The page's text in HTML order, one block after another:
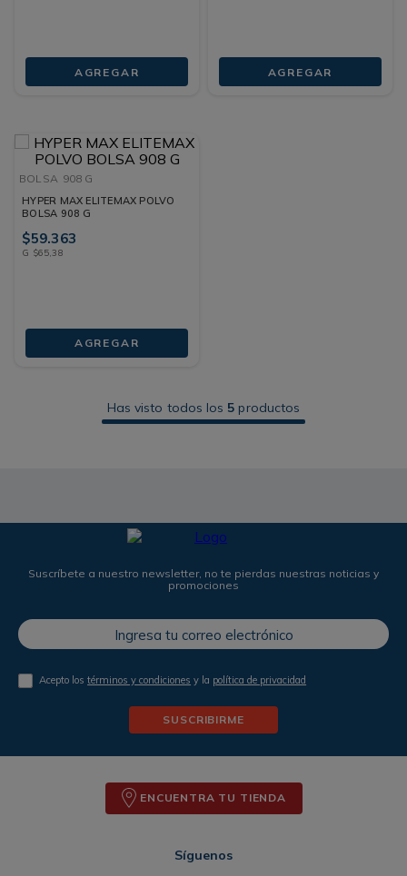
AGREGAR AGREGAR
BOLSA 908 G
HYPER MAX ELITEMAX POLVO
BOLSA 908 G
$59.363
G $65,38
AGREGAR
Has visto todos los 5 productos
Suscríbete a nuestro newsletter, no te pierdas nuestras noticias y
promociones
Acepto lostérminos y condiciones y la política de privacidad
SUSCRIBIRME
ENCUENTRA TU TIENDA
Síguenos